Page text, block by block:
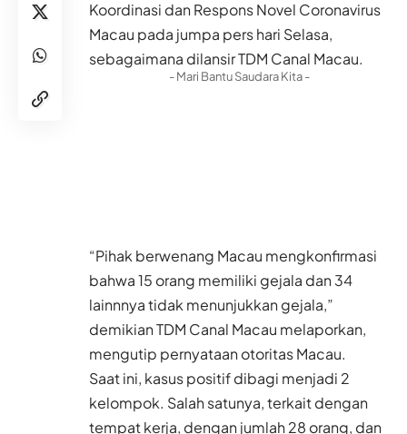
Koordinasi dan Respons Novel Coronavirus
Macau pada jumpa pers hari Selasa,
sebagaimana dilansir TDM Canal Macau.
- Mari Bantu Saudara Kita -
“Pihak berwenang Macau mengkonfirmasi
bahwa 15 orang memiliki gejala dan 34
lainnnya tidak menunjukkan gejala,”
demikian TDM Canal Macau melaporkan,
mengutip pernyataan otoritas Macau.
Saat ini, kasus positif dibagi menjadi 2
kelompok. Salah satunya, terkait dengan
tempat kerja, dengan jumlah 28 orang, dan